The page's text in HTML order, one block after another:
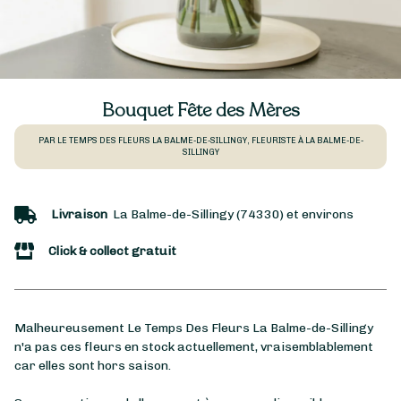
Bouquet Fête des Mères
PAR LE TEMPS DES FLEURS LA BALME-DE-SILLINGY, FLEURISTE À LA BALME-DE-
SILLINGY
Livraison La Balme-de-Sillingy (74330) et environs
Click & collect gratuit
Malheureusement Le Temps Des Fleurs La Balme-de-Sillingy
n'a pas ces fleurs en stock actuellement, vraisemblablement
car elles sont hors saison.